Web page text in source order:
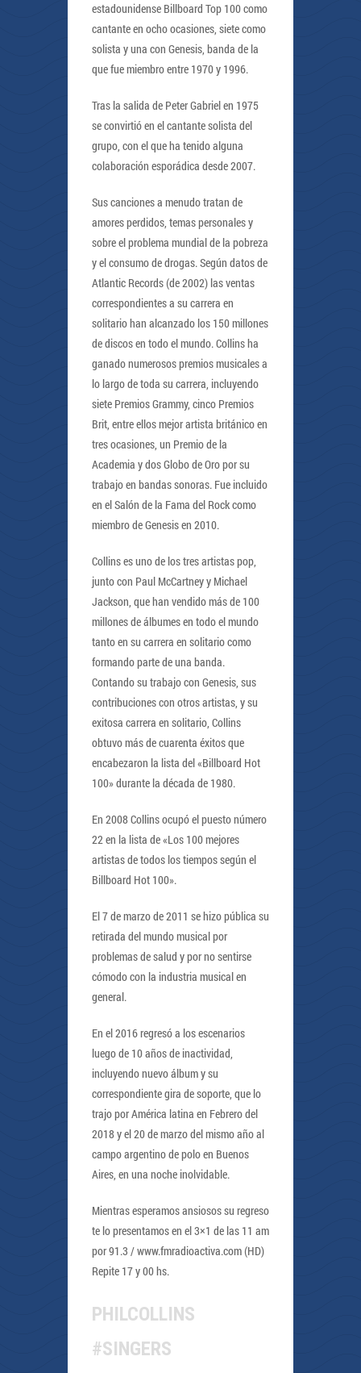
estadounidense Billboard Top 100 como
cantante en ocho ocasiones, siete como
solista y una con Genesis, banda de la
que fue miembro entre 1970 y 1996.
Tras la salida de Peter Gabriel en 1975
se convirtió en el cantante solista del
grupo, con el que ha tenido alguna
colaboración esporádica desde 2007.
Sus canciones a menudo tratan de
amores perdidos, temas personales y
sobre el problema mundial de la pobreza
y el consumo de drogas. Según datos de
Atlantic Records (de 2002) las ventas
correspondientes a su carrera en
solitario han alcanzado los 150 millones
de discos en todo el mundo. Collins ha
ganado numerosos premios musicales a
lo largo de toda su carrera, incluyendo
siete Premios Grammy, cinco Premios
Brit, entre ellos mejor artista británico en
tres ocasiones, un Premio de la
Academia y dos Globo de Oro por su
trabajo en bandas sonoras. Fue incluido
en el Salón de la Fama del Rock como
miembro de Genesis en 2010.
Collins es uno de los tres artistas pop,
junto con Paul McCartney y Michael
Jackson, que han vendido más de 100
millones de álbumes en todo el mundo
tanto en su carrera en solitario como
formando parte de una banda.
Contando su trabajo con Genesis, sus
contribuciones con otros artistas, y su
exitosa carrera en solitario, Collins
obtuvo más de cuarenta éxitos que
encabezaron la lista del «Billboard Hot
100» durante la década de 1980.
En 2008 Collins ocupó el puesto número
22 en la lista de «Los 100 mejores
artistas de todos los tiempos según el
Billboard Hot 100».
El 7 de marzo de 2011 se hizo pública su
retirada del mundo musical por
problemas de salud y por no sentirse
cómodo con la industria musical en
general.
En el 2016 regresó a los escenarios
luego de 10 años de inactividad,
incluyendo nuevo álbum y su
correspondiente gira de soporte, que lo
trajo por América latina en Febrero del
2018 y el 20 de marzo del mismo año al
campo argentino de polo en Buenos
Aires, en una noche inolvidable.
Mientras esperamos ansiosos su regreso
te lo presentamos en el 3×1 de las 11 am
por 91.3 / www.fmradioactiva.com (HD)
Repite 17 y 00 hs.
PHILCOLLINS
#SINGERS